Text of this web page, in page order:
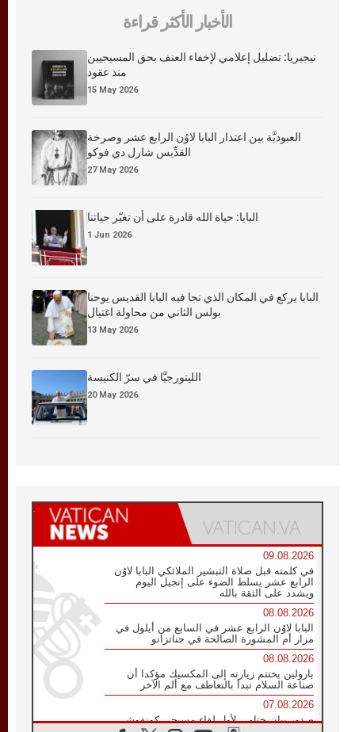
الأخبار الأكثر قراءة
نيجيريا: تضليل إعلامي لإخفاء العنف بحق المسيحيين
منذ عقود
15 May 2026
العبوديَّة بين اعتذار البابا لاوُن الرابع عشر وصرخة
القدِّيس شارل دي فوكو
27 May 2026
البابا: حياة الله قادرة على أن تغيّر حياتنا
1 Jun 2026
البابا يركع في المكان الذي نجا فيه البابا القديس يوحنا
بولس الثاني من محاولة اغتيال
13 May 2026
الليتورجيَّا في سرّ الكنيسة
20 May 2026
09.08.2026
في كلمته قبل صلاة التبشير الملائكي البابا لاوُن
الرابع عشر يسلط الضوء على إنجيل اليوم
ويشدد على الثقة بالله
08.08.2026
البابا لاوُن الرابع عشر في السابع من أيلول في
مزار أم المشورة الصالحة في جناتزانو
08.08.2026
بارولين يختتم زيارته إلى المكسيك مؤكدا أن
صناعة السلام تبدأ بالتعاطف مع ألم الآخر
07.08.2026
صدور بيان ختامي لأول لقاء مسيحي كونفوشي